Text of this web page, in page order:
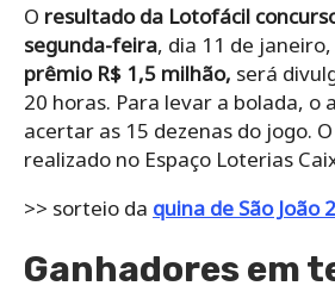
O resultado da Lotofácil
segunda-feira, dia 11 de
prêmio R$ 1,5 milhão, será
20 horas. Para levar a bolada, o
acertar as 15 dezenas do jogo.
realizado no Espaço Loterias
>> sorteio da quina de São João
Ganhadores em